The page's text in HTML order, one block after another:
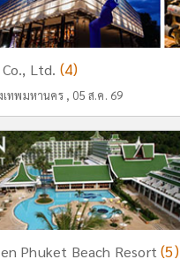
Ltd. (4)
เทพมหานคร , 05 ส.ค. 69
Phuket Beach Resort(5)